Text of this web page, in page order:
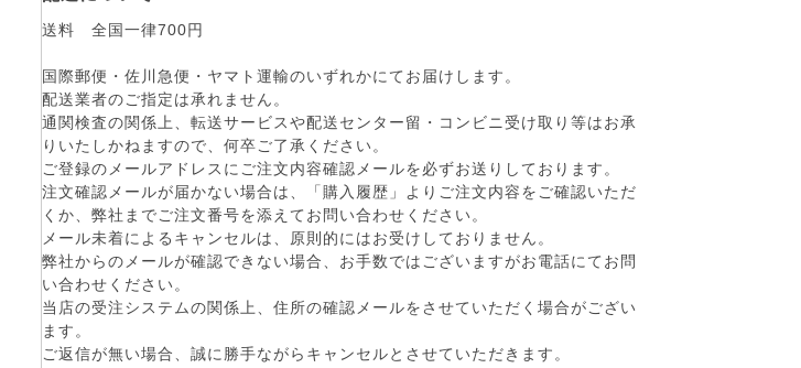
送料 全国一律700円
国際郵便・佐川急便・ヤマト運輸のいずれかにてお届けします。
配送業者のご指定は承れません。
通関検査の関係上、転送サービスや配送センター留・コンビニ受け取り等はお承
りいたしかねますので、何卒ご了承ください。
ご登録のメールアドレスにご注文内容確認メールを必ずお送りしております。
注文確認メールが届かない場合は、「購入履歴」よりご注文内容をご確認いただ
くか、弊社までご注文番号を添えてお問い合わせください。
メール未着によるキャンセルは、原則的にはお受けしておりません。
弊社からのメールが確認できない場合、お手数ではございますがお電話にてお問
い合わせください。
当店の受注システムの関係上、住所の確認メールをさせていただく場合がござい
ます。
ご返信が無い場合、誠に勝手ながらキャンセルとさせていただきます。